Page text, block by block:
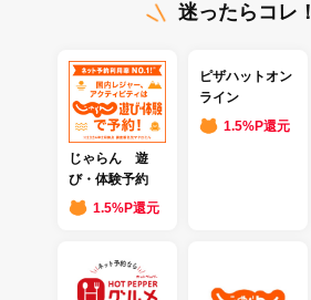
迷ったらコレ！
じゃらん 遊
び・体験予約
1.5%P還元
ピザハットオン
ライン
1.5%P還元